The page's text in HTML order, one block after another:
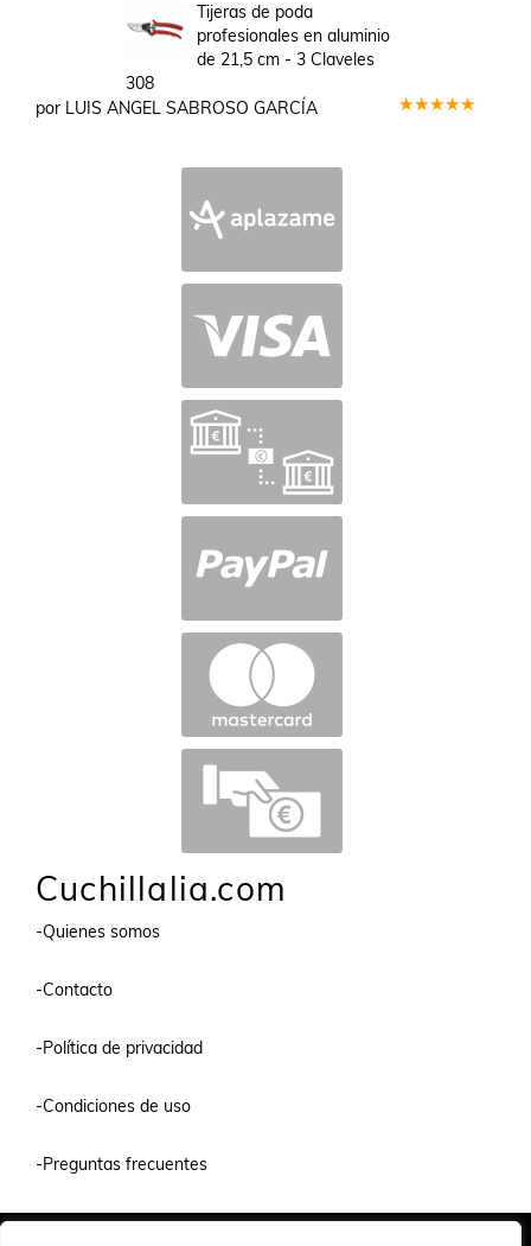
Tijeras de poda
profesionales en aluminio
de 21,5 cm - 3 Claveles
308
por LUIS ANGEL SABROSO GARCÍA
Cuchillalia.com
-Quienes somos
-Contacto
-Política de privacidad
-Condiciones de uso
-Preguntas frecuentes